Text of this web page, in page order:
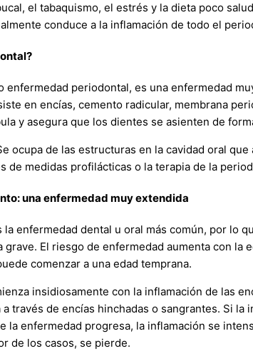
el tabaquismo, el estrés y la dieta poco
conduce a la inflamación de todo el
enfermedad periodontal, es una enfermedad
en encías, cemento radicular, membrana
y asegura que los dientes se asienten de
ocupa de las estructuras en la cavidad oral
de medidas profilácticas o la terapia de la
una enfermedad muy extendida
la enfermedad dental u oral más común, por lo
grave. El riesgo de enfermedad aumenta con
comenzar a una edad temprana.
insidiosamente con la inflamación de las
través de encías hinchadas o sangrantes. Si
la enfermedad progresa, la inflamación se
de los casos, se pierde.